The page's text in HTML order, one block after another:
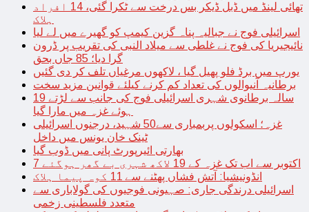
تھائی لینڈ میں ڈبل ڈیکر بس درخت سے ٹکرا گئی، 14 افراد
ہلاک
اسرائیلی فوج نے جبالیہ پناہ گزین کیمپ کو گھیرے میں لے لیا
نائیجیریا کی فوج نے غلطی سے میلاد النبی کی تقریب پر ڈرون
گرا دیا؛ 85 جاں بحق
یورپ میں برڈ فلو پھیل گیا ، لاکھوں مرغیاں تلف کر دی گئیں
برطانیہ آنیوالوں کی تعداد کم کرنے کیلئے قوانین مزید سخت
19 سالہ برطانوی شہری اسرائیلی فوج کی جانب سے لڑتے
ہوئے غزہ میں مارا گیا
غزہ؛ اسکولوں پربمباری سے50 شہید، درجنوں اسرائیلی
ٹینک خان یونس میں داخل
بھارتی ائیرپورٹ پانی میں ڈوب گیا
7 اکتوبر سے اب تک غزہ کے 19 لاکھ شہری بے گھر ہوگئے
انڈونیشیا: آتش فشاں پھٹنے سے 11 کوہ پیما ہلاک
اسرائیلی درندگی جاری: صہیونی فوجیوں کی گولاباری سے
متعدد فلسطینی زخمی